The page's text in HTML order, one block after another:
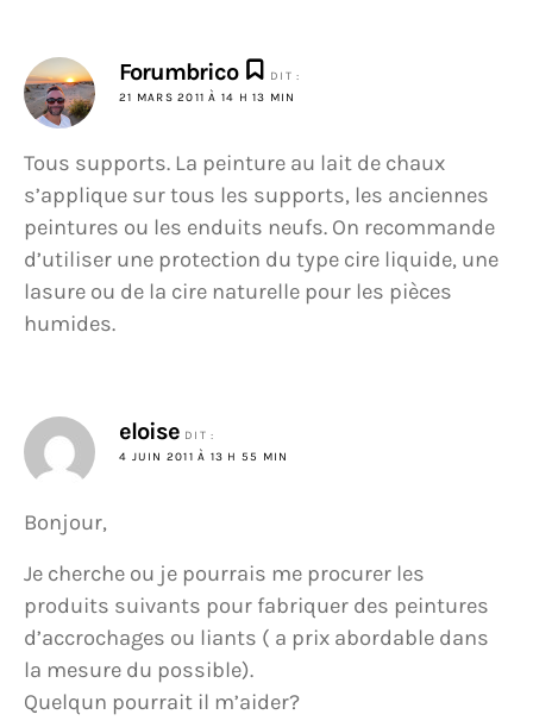
Forumbrico
DIT :
21 MARS 2011 À 14 H 13 MIN
Tous supports. La peinture au lait de chaux
s’applique sur tous les supports, les anciennes
peintures ou les enduits neufs. On recommande
d’utiliser une protection du type cire liquide, une
lasure ou de la cire naturelle pour les pièces
humides.
eloise DIT :
4 JUIN 2011 À 13 H 55 MIN
Bonjour,
Je cherche ou je pourrais me procurer les
produits suivants pour fabriquer des peintures
d’accrochages ou liants ( a prix abordable dans
la mesure du possible).
Quelqun pourrait il m’aider?